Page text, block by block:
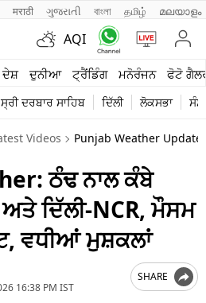
मराठी ગુજરાતી বাংলা தமிழ் മലയാളം
AQI
ਦੇਸ਼ ਦੁਨੀਆ ਟ੍ਰੈਂਡਿੰਗ ਮਨੋਰੰਜਨ ਫੋਟੋ
ਦਰਬਾਰ ਸਾਹਿਬ ਦਿੱਲੀ ਲੋਕਸਭਾ
Videos Punjab Weather
ਠੰਢ ਨਾਲ ਕੰਬੇ
ਦਿੱਲੀ-NCR, ਮੌਸਮ
ਵਧੀਆਂ ਮੁਸ਼ਕਲਾਂ
16:38 PM IST
SHARE